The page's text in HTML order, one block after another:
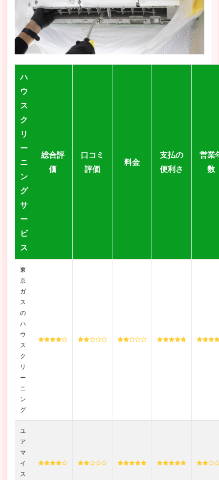
ハ
ウ
ス
ク
リ
ー
ニ
ン
グ
サ
ー
ビ
ス
総合評
価
口コミ
評価
料金
支払の
便利さ
営業
数
東
京
ガ
ス
の
ハ
ウ
ス
ク
リ
ー
ニ
ン
グ
ユ
ア
マ
イ
ス